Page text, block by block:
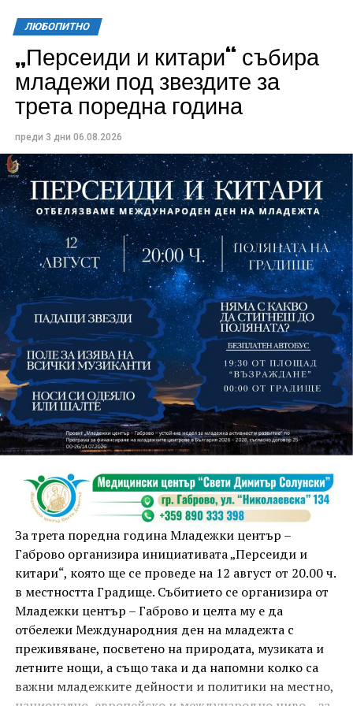
Всички събития ще се проведат в парк „Максим
Райкович“, срещу часовниковата кула, с вход
свободен. Програмата ще започне на 12 август с
изпълнители GoGo, Toria, ZoV & Vakavliev.
На 13 август организаторите са предвидили
занимания и за здрав дух, и за здраво тяло.
Инструкторката по пилатес и йога Йоанна Петрова
от FitLab ще се погрижи за добрия тонус с групова
тренировка от 19.00 ч., а след това ще има мозъчна
атака с куиз вечер за обща култура. Вечерта ще
приключи с прожекция на новия български
комедиен филм „Брънч за начинаещи“ – в парка,
под звездното дряновско небе.
ЛЮБОПИТНО
„Персеиди и китари“ събира
младежи под звездите за
трета поредна година
преди 3 дни 06.08.2026
За трета поредна година Младежки център –
Габрово организира инициативата „Персеиди и
китари“, която ще се проведе на 12 август от 20.00 ч.
в местността Градище. Събитието се организира от
Младежки център – Габрово и целта му е да
отбележи Международния ден на младежта с
преживяване, посветено на природата, музиката и
летните нощи, а също така и да напомни колко са
важни младежките дейности и политики на местно,